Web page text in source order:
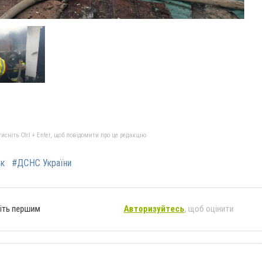
Ctrl + Enter, щоб повідомити про це редакцію
#ДСНС України
першим Авторизуйтесь, щоб оцінити